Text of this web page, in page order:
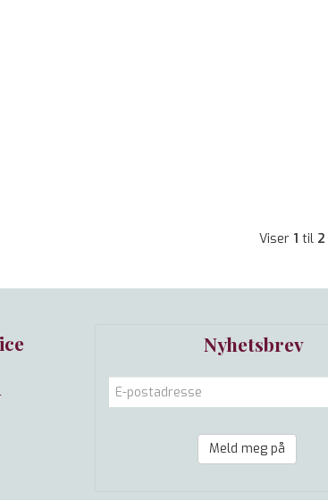
Viser 1 til 2
Nyhetsbrev
Meld meg på